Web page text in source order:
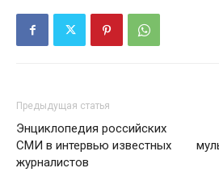
Предыдущая статья
Энциклопедия российских
СМИ в интервью известных
журналистов